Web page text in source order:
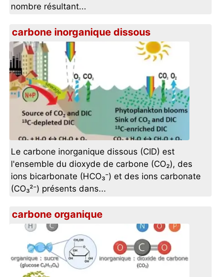
nombre résultant...
carbone inorganique dissous
Le carbone inorganique dissous (CID) est
l'ensemble du dioxyde de carbone (CO₂), des
ions bicarbonate (HCO₃⁻) et des ions carbonate
(CO₃²⁻) présents dans...
carbone organique